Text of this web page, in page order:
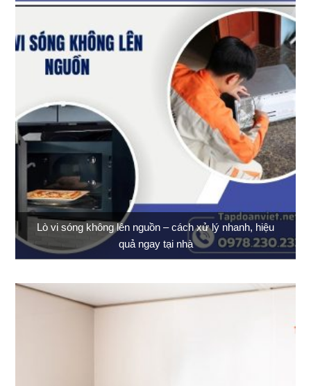
Lò vi sóng không lên nguồn – cách xử lý nhanh, hiệu
quả ngay tại nhà